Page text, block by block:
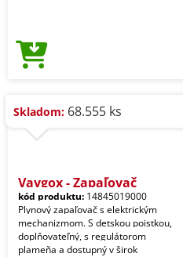
Skladom: 68.555 ks
Vaygox - Zapaľovač
kód produktu: 14845019000
Plynový zapaľovač s elektrickým
mechanizmom. S detskou poistkou,
doplňovateľný, s regulátorom
plameňa a dostupný v širok